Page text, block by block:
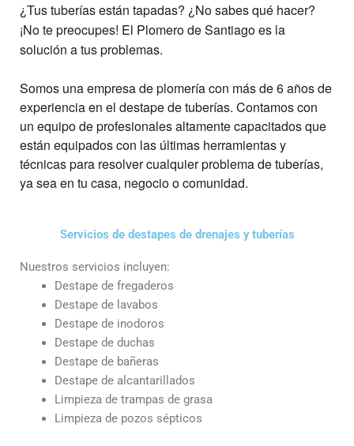
¿Tus tuberías están tapadas? ¿No sabes qué hacer?
¡No te preocupes! El Plomero de Santiago es la
solución a tus problemas.
Somos una empresa de plomería con más de 6 años de
experiencia en el destape de tuberías. Contamos con
un equipo de profesionales altamente capacitados que
están equipados con las últimas herramientas y
técnicas para resolver cualquier problema de tuberías,
ya sea en tu casa, negocio o comunidad.
Servicios de destapes de drenajes y tuberías
Nuestros servicios incluyen:
Destape de fregaderos
Destape de lavabos
Destape de inodoros
Destape de duchas
Destape de bañeras
Destape de alcantarillados
Limpieza de trampas de grasa
Limpieza de pozos sépticos